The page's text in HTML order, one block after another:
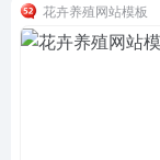
花卉养殖网站模板